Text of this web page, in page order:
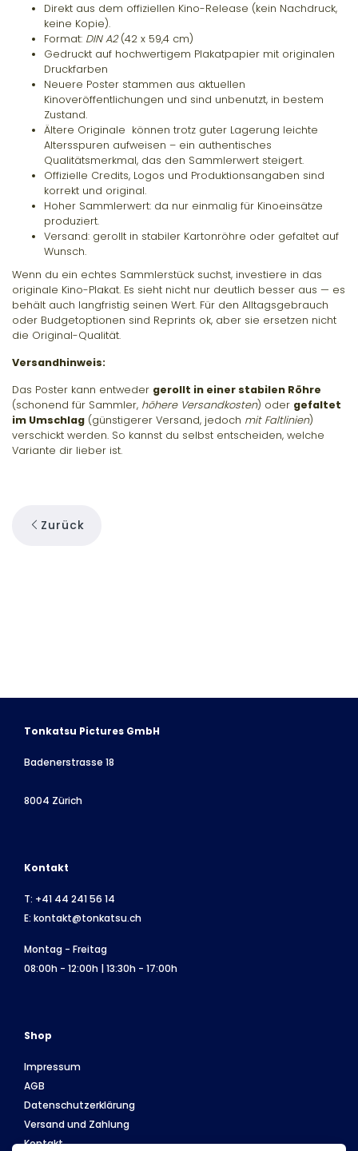
Direkt aus dem offiziellen Kino-Release (kein Nachdruck,
keine Kopie).
Format: DIN A2(42 x 59,4 cm)
Gedruckt auf hochwertigem Plakatpapier mit originalen
Druckfarben
Neuere Poster stammen aus aktuellen
Kinoveröffentlichungen und sind unbenutzt, in bestem
Zustand.
Ältere Originale können trotz guter Lagerung leichte
Altersspuren aufweisen – ein authentisches
Qualitätsmerkmal, das den Sammlerwert steigert.
Offizielle Credits, Logos und Produktionsangaben sind
korrekt und original.
Hoher Sammlerwert: da nur einmalig für Kinoeinsätze
produziert.
Versand: gerollt in stabiler Kartonröhre oder gefaltet auf
Wunsch.
Wenn du ein echtes Sammlerstück suchst, investiere in das
originale Kino-Plakat. Es sieht nicht nur deutlich besser aus — es
behält auch langfristig seinen Wert. Für den Alltagsgebrauch
oder Budgetoptionen sind Reprints ok, aber sie ersetzen nicht
die Original-Qualität.
Versandhinweis:
Das Poster kann entweder gerollt in einer stabilen Röhre
(schonend für Sammler, höhere Versandkosten) oder gefaltet
im Umschlag (günstigerer Versand, jedoch mit Faltlinien)
verschickt werden. So kannst du selbst entscheiden, welche
Variante dir lieber ist.
Zurück
Tonkatsu Pictures GmbH
Badenerstrasse 18
8004 Zürich
Kontakt
T: +41 44 241 56 14
E: kontakt@tonkatsu.ch
Montag - Freitag
08:00h - 12:00h | 13:30h - 17:00h
Shop
Impressum
AGB
Datenschutzerklärung
Versand und Zahlung
Kontakt